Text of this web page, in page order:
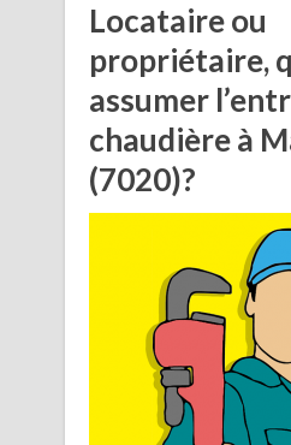
Locataire ou
propriétaire,
assumer
chaudière à
(7020)?